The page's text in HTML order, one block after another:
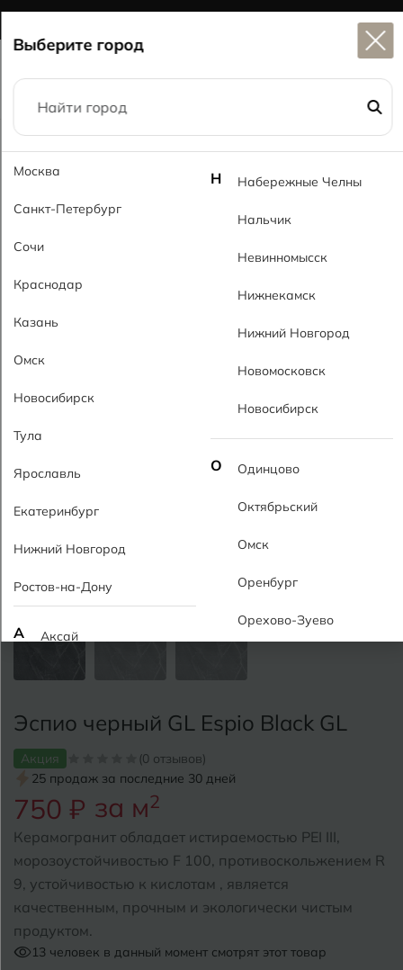
Главная Каталог 60x60 Эспио черный GL Espio Black GL
Эспио черный GL Espio Black GL
Акция
(0 отзывов)
25 продаж за последние 30 дней
750 ₽ за м2
Керамогранит обладает истираемостью PEI III,
морозоустойчивостью F 100, противоскольжением R
9, устойчивостью к кислотам , является
качественным, прочным и экологически чистым
продуктом.
13 человек в данный момент смотрят этот товар
Выберите город
Москва
Санкт-Петербург
Сочи
Краснодар
Казань
Омск
Новосибирск
Тула
Ярославль
Екатеринбург
Нижний Новгород
Ростов-на-Дону
А Аксай
Анапа
Армавир
Б Барнаул
Белгород
Боровичи
Н Набережные Челны
Нальчик
Невинномысск
Нижнекамск
Нижний Новгород
Новомосковск
Новосибирск
О Одинцово
Октябрьский
Омск
Оренбург
Орехово-Зуево
Подольск
Ростов-на-Дону